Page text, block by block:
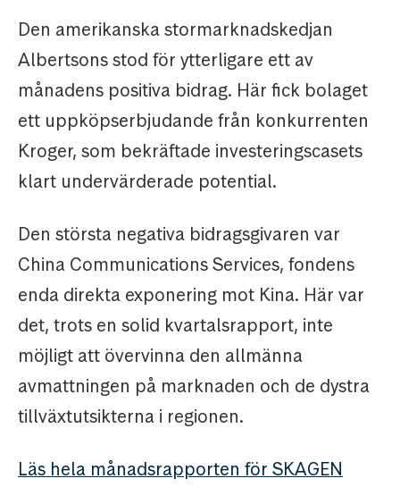
Den amerikanska stormarknadskedjan
Albertsons stod för ytterligare ett av
månadens positiva bidrag. Här fick bolaget
ett uppköpserbjudande från konkurrenten
Kroger, som bekräftade investeringscasets
klart undervärderade potential.
Den största negativa bidragsgivaren var
China Communications Services, fondens
enda direkta exponering mot Kina. Här var
det, trots en solid kvartalsrapport, inte
möjligt att övervinna den allmänna
avmattningen på marknaden och de dystra
tillväxtutsikterna i regionen.
Läs hela månadsrapporten för SKAGEN